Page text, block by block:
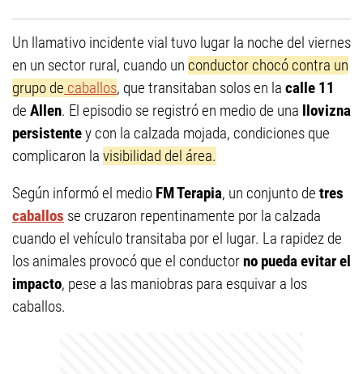
Un llamativo incidente vial tuvo lugar la noche del viernes
en un sector rural, cuando un conductor chocó contra un
grupo de caballos, que transitaban solos en la calle 11
de Allen. El episodio se registró en medio de una llovizna
persistentey con la calzada mojada, condiciones que
complicaron la visibilidad del área.
Según informó el medio FM Terapia, un conjunto de tres
caballos se cruzaron repentinamente por la calzada
cuando el vehículo transitaba por el lugar. La rapidez de
los animales provocó que el conductorno pueda evitar el
impacto, pese a las maniobras para esquivar a los
caballos.